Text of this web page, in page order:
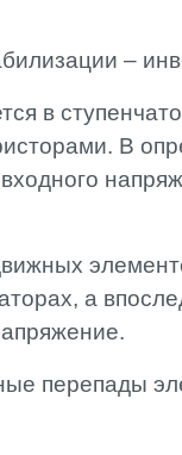
–
в
В
а
перепады